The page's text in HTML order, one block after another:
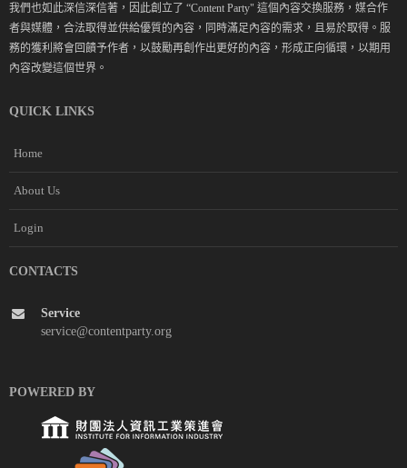
我們也如此深信深信著，因此創立了 “Content Party" 這個內容交換服務，媒合作
者與媒體，合法取得並供給優質的內容，同時滿足內容的需求，且易於取得。服
務的獲利將會回饋予作者，以鼓勵再創作出更好的內容，形成正向循環，以期用
內容改變這個世界。
QUICK LINKS
Home
About Us
Login
CONTACTS
Service
service@contentparty.org
POWERED BY